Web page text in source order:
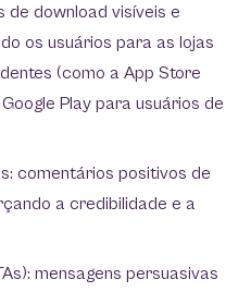
de download visíveis e
os usuários para as lojas
(como a App Store
Play para usuários de
comentários positivos de
a credibilidade e a
mensagens persuasivas